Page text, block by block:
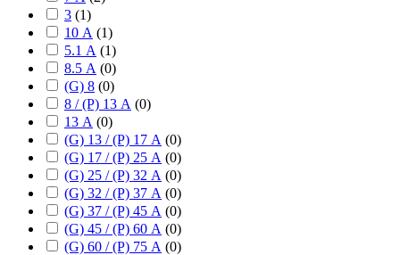
3 (1)
10 А (1)
5.1 А (1)
8.5 А (0)
(G) 8 (0)
8 / (P) 13 А (0)
13 А (0)
(G) 13 / (P) 17 А (0)
(G) 17 / (P) 25 А (0)
(G) 25 / (P) 32 А (0)
(G) 32 / (P) 37 А (0)
(G) 37 / (P) 45 А (0)
(G) 45 / (P) 60 А (0)
(G) 60 / (P) 75 А (0)